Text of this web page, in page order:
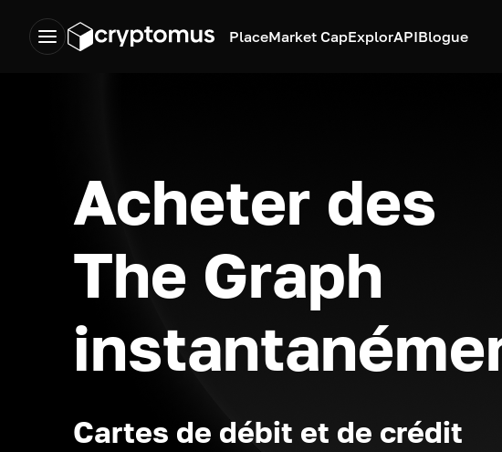
PlaceMarket CapExplorAPIBlogue
Acheter des
The Graph
Cartes de débit et de crédit